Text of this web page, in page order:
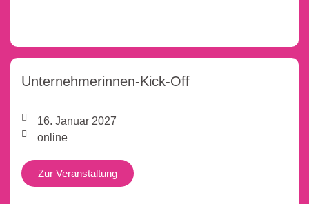
Unternehmerinnen-Kick-Off
16. Januar 2027
online
Zur Veranstaltung